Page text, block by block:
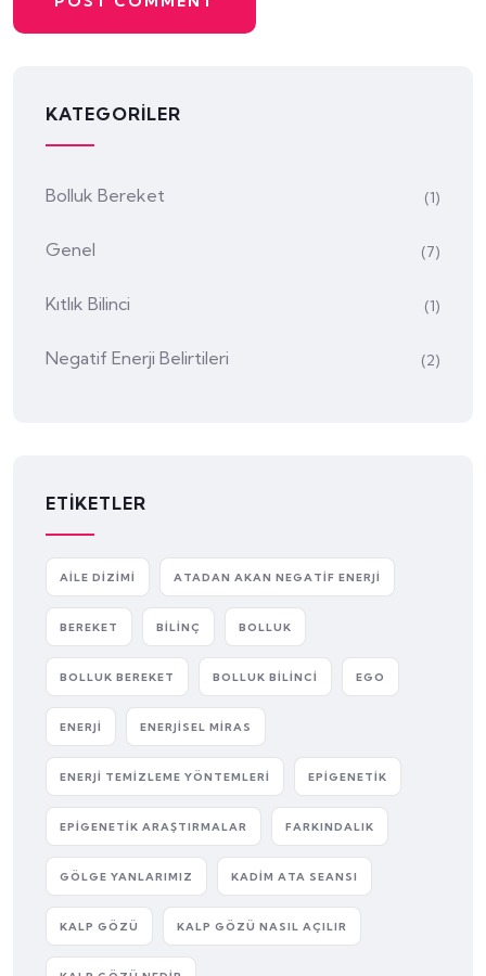
KATEGORILER
Bolluk Bereket (1)
Genel (7)
Kıtlık Bilinci (1)
Negatif Enerji Belirtileri (2)
ETIKETLER
AILE DIZIMI ATADAN AKAN NEGATIF ENERJI
BEREKET BILINÇ BOLLUK
BOLLUK BEREKET BOLLUK BILINCI EGO
ENERJI ENERJISEL MIRAS
ENERJI TEMIZLEME YÖNTEMLERI EPIGENETIK
EPIGENETIK ARAŞTIRMALAR FARKINDALIK
GÖLGE YANLARIMIZ KADIM ATA SEANSI
KALP GÖZÜ KALP GÖZÜ NASIL AÇILIR